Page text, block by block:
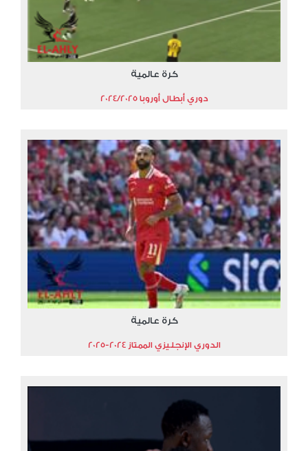
كرة عالمية
دوري أبطال أوروبا 2024/2025
كرة عالمية
الدوري الإنجليزي الممتاز 2024-2025